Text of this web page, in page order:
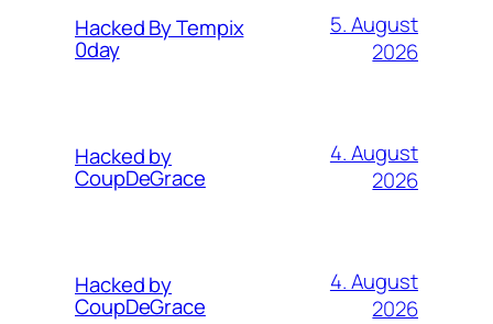
Hacked By Tempix
0day
5. August
2026
Hacked by
CoupDeGrace
4. August
2026
Hacked by
CoupDeGrace
4. August
2026